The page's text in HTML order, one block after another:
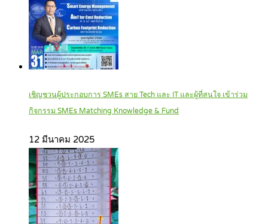
เชิญชวนผู้ประกอบการ SMEs สาย Tech และ IT และผู้ที่สนใจ เข้าร่วม
กิจกรรม SMEs Matching Knowledge & Fund
12 มีนาคม 2025